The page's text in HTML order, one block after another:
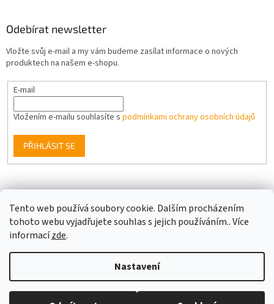
Tento web používá soubory cookie. Dalším procházením
tohoto webu vyjadřujete souhlas s jejich používáním.. Více
informacízde.
Nastavení
Odebírat newsletter
Vložte svůj e-mail a my vám budeme zasílat informace o nových
produktech na našem e-shopu.
E-mail
Vložením e-mailu souhlasíte s podmínkami ochrany osobních údajů
PŘIHLÁSIT SE
Facebook
Copyright 2026Berge LED. Všechna práva vyhrazena.Upravit